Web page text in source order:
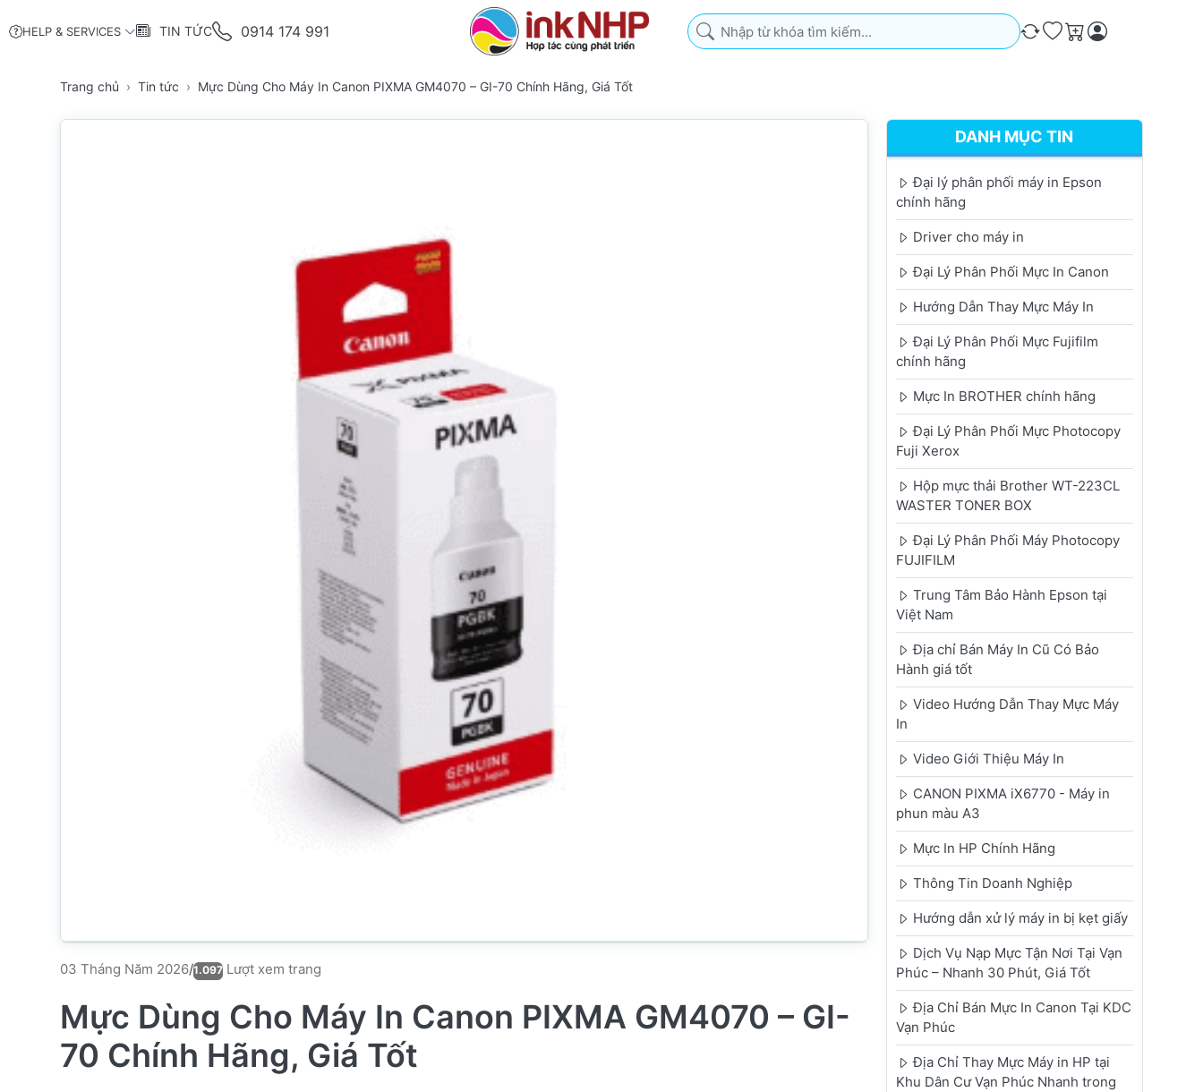
HELP & SERVICES TIN TỨC 0914 174 991
Nhập từ khóa tìm kiếm. Kết quả sẽ tự động xuất hiện khi bạn nhập. Nhấn phím
So sánh
Ưa thích
Giỏ hàng
Trang chủ Tin tức Mực Dùng Cho Máy In Canon PIXMA GM4070 – GI-70 Chính Hãng, Giá Tốt
03 Tháng Năm 2026/1.097 Lượt xem trang
Mực Dùng Cho Máy In Canon PIXMA GM4070 – GI-
70 Chính Hãng, Giá Tốt
DANH MỤC TIN
Đại lý phân phối máy in Epson
chính hãng
Driver cho máy in
Đại Lý Phân Phối Mực In Canon
Hướng Dẫn Thay Mực Máy In
Đại Lý Phân Phối Mực Fujifilm
chính hãng
Mực In BROTHER chính hãng
Đại Lý Phân Phối Mực Photocopy
Fuji Xerox
Hộp mực thải Brother WT-223CL
WASTER TONER BOX
Đại Lý Phân Phối Máy Photocopy
FUJIFILM
Trung Tâm Bảo Hành Epson tại
Việt Nam
Địa chỉ Bán Máy In Cũ Có Bảo
Hành giá tốt
Video Hướng Dẫn Thay Mực Máy
In
Video Giới Thiệu Máy In
CANON PIXMA iX6770 - Máy in
phun màu A3
Mực In HP Chính Hãng
Thông Tin Doanh Nghiệp
Hướng dẫn xử lý máy in bị kẹt giấy
Dịch Vụ Nạp Mực Tận Nơi Tại Vạn
Phúc – Nhanh 30 Phút, Giá Tốt
Địa Chỉ Bán Mực In Canon Tại KDC
Vạn Phúc
Địa Chỉ Thay Mực Máy in HP tại
Khu Dân Cư Vạn Phúc Nhanh trong